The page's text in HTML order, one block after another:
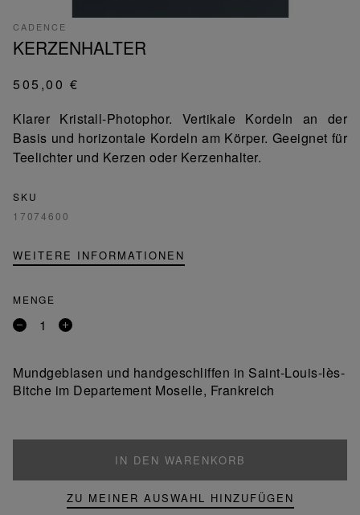
CADENCE
KERZENHALTER
505,00 €
Klarer Kristall-Photophor. Vertikale Kordeln an der
Basis und horizontale Kordeln am Körper. Geeignet für
Teelichter und Kerzen oder Kerzenhalter.
SKU
17074600
WEITERE INFORMATIONEN
MENGE
Entfernen
Produkt
Ein
Mundgeblasen und handgeschliffen in Saint-Louis-lès-
Bitche im Departement Moselle, Frankreich
IN DEN WARENKORB
ZU MEINER AUSWAHL HINZUFÜGEN